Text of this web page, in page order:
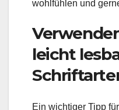
wohlfühlen und
leicht
Ein wichtiger Tipp